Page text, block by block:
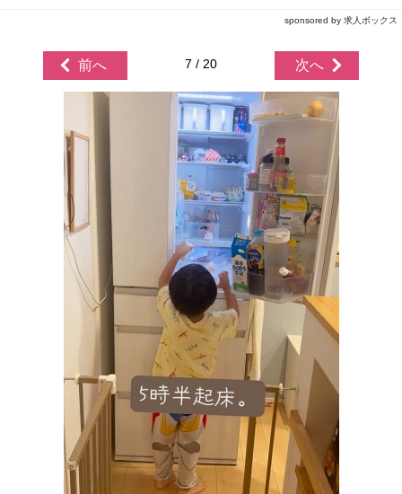
sponsored by 求人ボックス
前へ 7 / 20 次へ